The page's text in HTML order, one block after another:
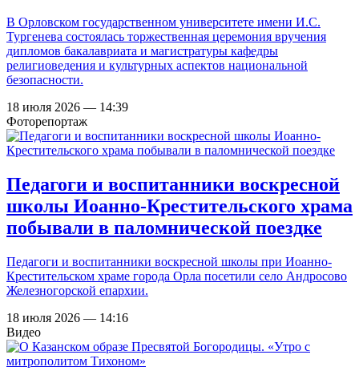
В Орловском государственном университете имени И.С.
Тургенева состоялась торжественная церемония вручения
дипломов бакалавриата и магистратуры кафедры
религиоведения и культурных аспектов национальной
безопасности.
18 июля 2026 — 14:39
Фоторепортаж
Педагоги и воспитанники воскресной
школы Иоанно-Крестительского храма
побывали в паломнической поездке
Педагоги и воспитанники воскресной школы при Иоанно-
Крестительском храме города Орла посетили село Андросово
Железногорской епархии.
18 июля 2026 — 14:16
Видео